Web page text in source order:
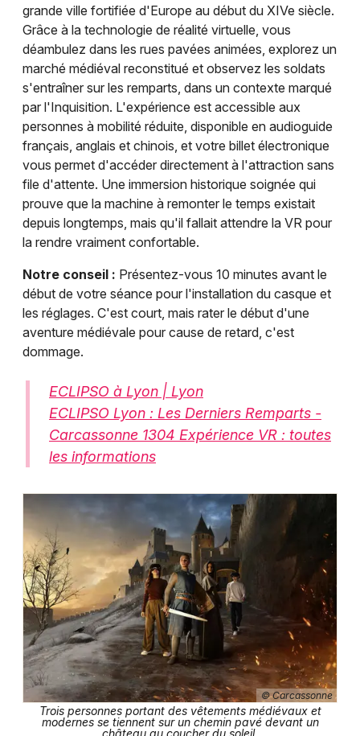
grande ville fortifiée d'Europe au début du XIVe siècle.
Grâce à la technologie de réalité virtuelle, vous
déambulez dans les rues pavées animées, explorez un
marché médiéval reconstitué et observez les soldats
s'entraîner sur les remparts, dans un contexte marqué
par l'Inquisition. L'expérience est accessible aux
personnes à mobilité réduite, disponible en audioguide
français, anglais et chinois, et votre billet électronique
vous permet d'accéder directement à l'attraction sans
file d'attente. Une immersion historique soignée qui
prouve que la machine à remonter le temps existait
depuis longtemps, mais qu'il fallait attendre la VR pour
la rendre vraiment confortable.
Notre conseil : Présentez-vous 10 minutes avant le
début de votre séance pour l'installation du casque et
les réglages. C'est court, mais rater le début d'une
aventure médiévale pour cause de retard, c'est
dommage.
ECLIPSO à Lyon | Lyon
ECLIPSO Lyon : Les Derniers Remparts -
Carcassonne 1304 Expérience VR : toutes
les informations
© Carcassonne
Trois personnes portant des vêtements médiévaux et
modernes se tiennent sur un chemin pavé devant un
château au coucher du soleil.